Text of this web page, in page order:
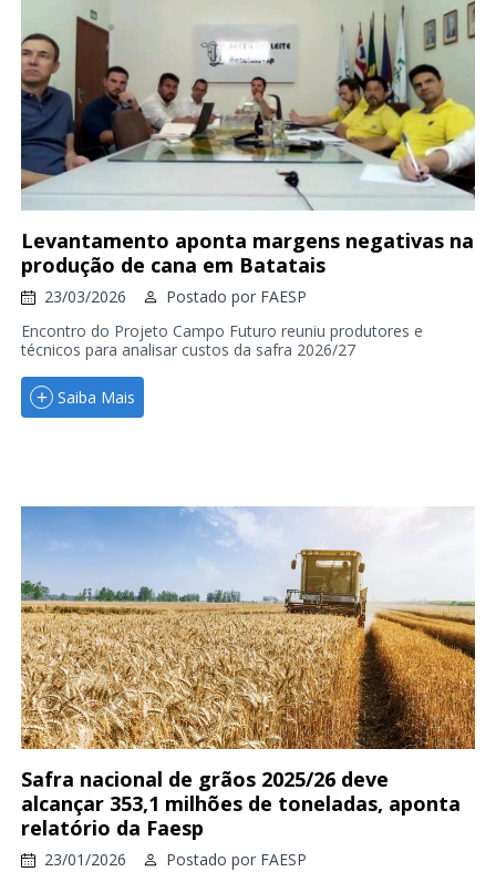
Levantamento aponta margens negativas na
produção de cana em Batatais
23/03/2026 Postado por FAESP
Encontro do Projeto Campo Futuro reuniu produtores e
técnicos para analisar custos da safra 2026/27
Saiba Mais
Safra nacional de grãos 2025/26 deve
alcançar 353,1 milhões de toneladas, aponta
relatório da Faesp
23/01/2026 Postado por FAESP